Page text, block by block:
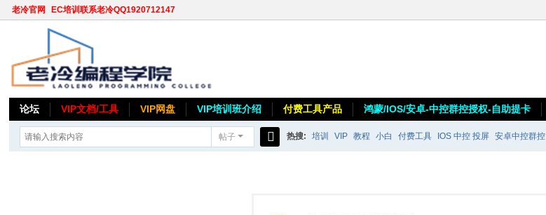
老冷官网 EC培训联系老冷QQ1920712147
论坛 VIP文档/工具 VIP网盘 VIP培训班介绍 付费工具产品 鸿蒙/IOS/安卓-中控群控授权-自助提卡
帖子 热搜: 培训 VIP 教程 小白 付费工具 IOS 中控 投屏 安卓中控群控